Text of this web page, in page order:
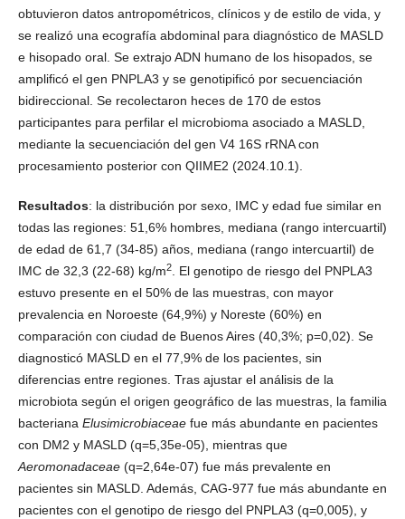
obtuvieron datos antropométricos, clínicos y de estilo de vida, y
se realizó una ecografía abdominal para diagnóstico de MASLD
e hisopado oral. Se extrajo ADN humano de los hisopados, se
amplificó el gen PNPLA3 y se genotipificó por secuenciación
bidireccional. Se recolectaron heces de 170 de estos
participantes para perfilar el microbioma asociado a MASLD,
mediante la secuenciación del gen V4 16S rRNA con
procesamiento posterior con QIIME2 (2024.10.1).
Resultados: la distribución por sexo, IMC y edad fue similar en
todas las regiones: 51,6% hombres, mediana (rango intercuartil)
de edad de 61,7 (34-85) años, mediana (rango intercuartil) de
IMC de 32,3 (22-68) kg/m2. El genotipo de riesgo del PNPLA3
estuvo presente en el 50% de las muestras, con mayor
prevalencia en Noroeste (64,9%) y Noreste (60%) en
comparación con ciudad de Buenos Aires (40,3%; p=0,02). Se
diagnosticó MASLD en el 77,9% de los pacientes, sin
diferencias entre regiones. Tras ajustar el análisis de la
microbiota según el origen geográfico de las muestras, la familia
bacteriana Elusimicrobiaceaefue más abundante en pacientes
con DM2 y MASLD (q=5,35e-05), mientras que
Aeromonadaceae(q=2,64e-07) fue más prevalente en
pacientes sin MASLD. Además, CAG-977 fue más abundante en
pacientes con el genotipo de riesgo del PNPLA3 (q=0,005), y